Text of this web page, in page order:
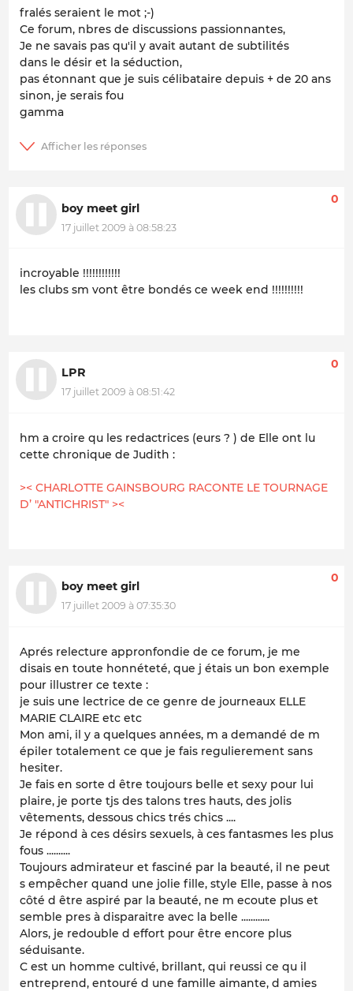
fralés seraient le mot ;-)
Ce forum, nbres de discussions passionnantes,
Je ne savais pas qu'il y avait autant de subtilités
dans le désir et la séduction,
pas étonnant que je suis célibataire depuis + de 20 ans
sinon, je serais fou
gamma
boy meet girl
17 juillet 2009 à 08:58:23
0
incroyable !!!!!!!!!!!!
les clubs sm vont être bondés ce week end !!!!!!!!!!
LPR
17 juillet 2009 à 08:51:42
0
hm a croire qu les redactrices (eurs ? ) de Elle ont lu
cette chronique de Judith :
>< CHARLOTTE GAINSBOURG RACONTE LE TOURNAGE
D’ "ANTICHRIST" ><
boy meet girl
17 juillet 2009 à 07:35:30
0
Aprés relecture appronfondie de ce forum, je me
disais en toute honnéteté, que j étais un bon exemple
pour illustrer ce texte :
je suis une lectrice de ce genre de journeaux ELLE
MARIE CLAIRE etc etc
Mon ami, il y a quelques années, m a demandé de m
épiler totalement ce que je fais regulierement sans
hesiter.
Je fais en sorte d être toujours belle et sexy pour lui
plaire, je porte tjs des talons tres hauts, des jolis
vêtements, dessous chics trés chics ....
Je répond à ces désirs sexuels, à ces fantasmes les plus
fous ..........
Toujours admirateur et fasciné par la beauté, il ne peut
s empêcher quand une jolie fille, style Elle, passe à nos
côté d être aspiré par la beauté, ne m ecoute plus et
semble pres à disparaitre avec la belle ............
Alors, je redouble d effort pour être encore plus
séduisante.
C est un homme cultivé, brillant, qui reussi ce qu il
entreprend, entouré d une famille aimante, d amies